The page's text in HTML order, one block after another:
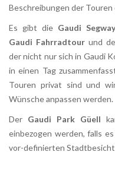
Beschreibungen der
Es gibt die Gaudi
Gaudi Fahrradtour und
der nicht nur sich in Gaudi
in einen Tag
Touren privat sind und
Wünsche anpassen werden.
Der Gaudi Park Güell
einbezogen werden, falls
vor-definierten